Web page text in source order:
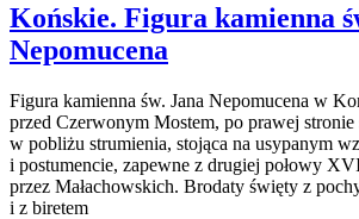
Końskie. Figura kamienna
Nepomucena
Figura kamienna św. Jana Nepomucena w
przed Czerwonym Mostem, po prawej
w pobliżu strumienia, stojąca na usypanym
i postumencie, zapewne z drugiej połowy
przez Małachowskich. Brodaty święty z
i z biretem